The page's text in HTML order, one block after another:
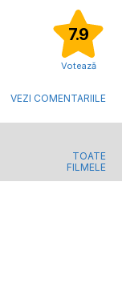
7.9
Votează
VEZI COMENTARIILE
TOATE
FILMELE